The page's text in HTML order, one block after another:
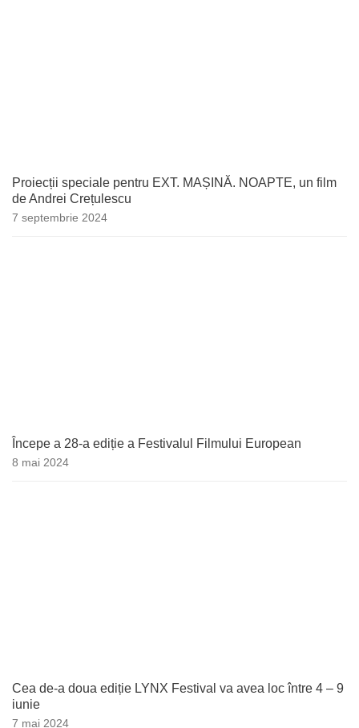
Proiecții speciale pentru EXT. MAȘINĂ. NOAPTE, un film
de Andrei Crețulescu
7 septembrie 2024
Începe a 28-a ediție a Festivalul Filmului European
8 mai 2024
Cea de-a doua ediție LYNX Festival va avea loc între 4 – 9
iunie
7 mai 2024